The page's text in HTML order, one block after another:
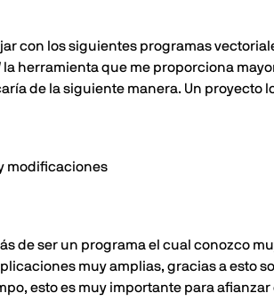
con los siguientes programas
la herramienta que me proporciona
de la siguiente manera. Un proyecto
modificaciones
de ser un programa el cual conozco
muy amplias, gracias a esto
esto es muy importante para afianzar